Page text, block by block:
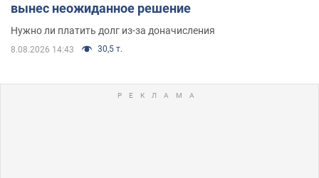
вынес неожиданное решение
Нужно ли платить долг из-за доначисления
8.08.2026 14:43 30,5 т.